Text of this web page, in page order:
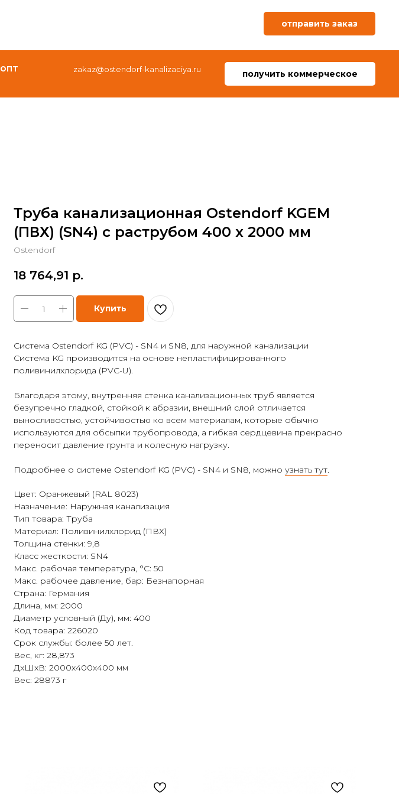
отправить заказ
опт
zakaz@ostendorf-kanalizaciya.ru получить коммерческое
Труба канализационная Ostendorf KGEM
(ПВХ) (SN4) с раструбом 400 x 2000 мм
Ostendorf
18 764,91 р.
Купить
Система Ostendorf KG (PVC) - SN4 и SN8, для наружной канализации
Система KG производится на основе непластифицированного
поливинилхлорида (PVC-U).
Благодаря этому, внутренняя стенка канализационных труб является
безупречно гладкой, стойкой к абразии, внешний слой отличается
выносливостью, устойчивостью ко всем материалам, которые обычно
используются для обсыпки трубопровода, а гибкая сердцевина прекрасно
переносит давление грунта и колесную нагрузку.
Подробнее о системе Ostendorf KG (PVC) - SN4 и SN8, можно узнать тут.
Цвет: Оранжевый (RAL 8023)
Назначение: Наружная канализация
Тип товара: Труба
Материал: Поливинилхлорид (ПВХ)
Толщина стенки: 9,8
Класс жесткости: SN4
Макс. рабочая температура, °C: 50
Макс. рабочее давление, бар: Безнапорная
Страна: Германия
Длина, мм: 2000
Диаметр условный (Ду), мм: 400
Код товара: 226020
Срок службы: более 50 лет.
Вес, кг: 28,873
ДxШxВ: 2000x400x400 мм
Вес: 28873 г